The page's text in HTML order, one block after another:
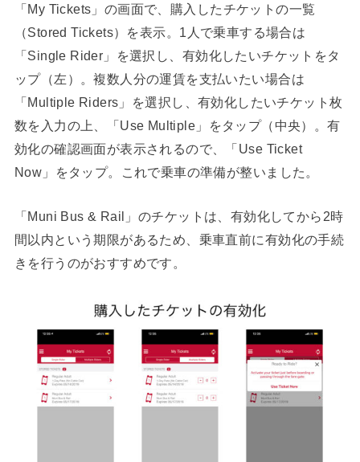
「My Tickets」の画面で、購入したチケットの一覧
（Stored Tickets）を表示。1人で乗車する場合は
「Single Rider」を選択し、有効化したいチケットをタ
ップ（左）。複数人分の運賃を支払いたい場合は
「Multiple Riders」を選択し、有効化したいチケット枚
数を入力の上、「Use Multiple」をタップ（中央）。有
効化の確認画面が表示されるので、「Use Ticket
Now」をタップ。これで乗車の準備が整いました。
「Muni Bus & Rail」のチケットは、有効化してから2時
間以内という期限があるため、乗車直前に有効化の手続
きを行うのがおすすめです。